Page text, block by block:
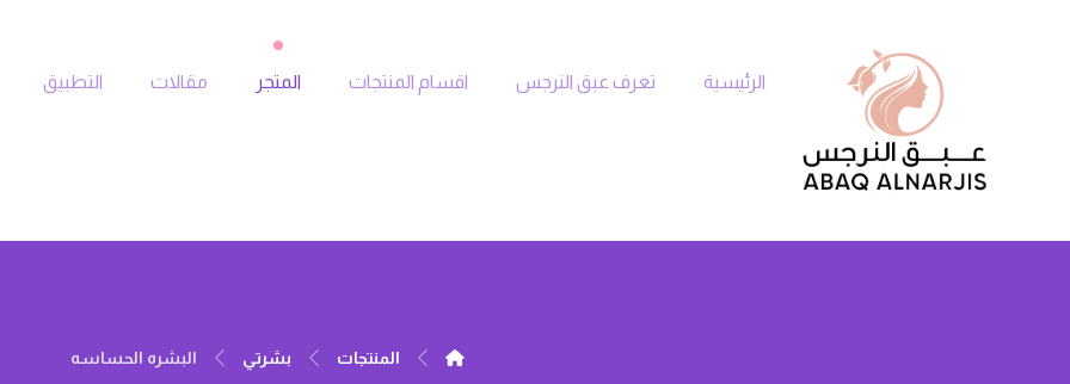
الرئيسية تعرف عبق النرجس اقسام المنتجات المتجر مقالات التطبيق
المنتجات بشرتي البشره الحساسه